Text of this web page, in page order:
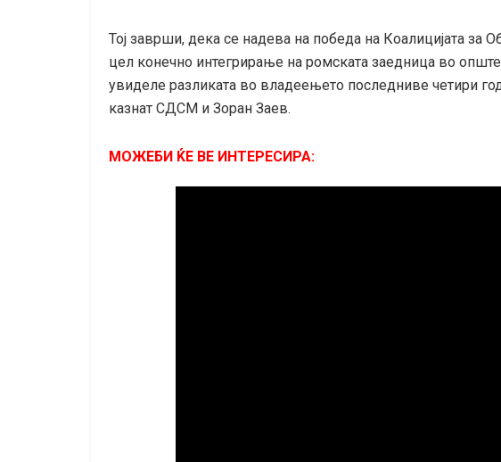
Тој заврши, дека се надева на победа на Коалицијата за
цел конечно интегрирање на ромската заедница во
увиделе разликата во владеењето последниве четири
казнат СДСМ и Зоран Заев.
МОЖЕБИ ЌЕ ВЕ ИНТЕРЕСИРА: